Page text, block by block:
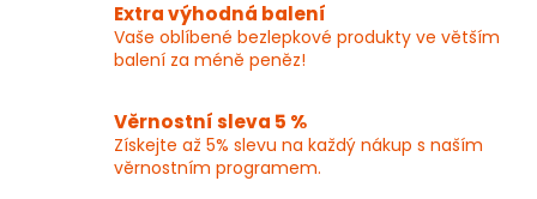
Extra výhodná balení
Vaše oblíbené bezlepkové produkty ve větším
balení za méně peněz!
Věrnostní sleva 5 %
Získejte až 5% slevu na každý nákup s naším
věrnostním programem.